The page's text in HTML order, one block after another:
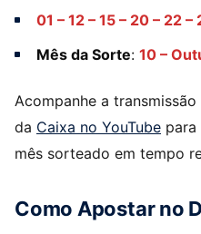
01 – 12 – 15 – 20 – 22 –
Mês da Sorte: 10 –
Acompanhe a
da Caixa no YouTube para
mês sorteado em tempo
Como Apostar no